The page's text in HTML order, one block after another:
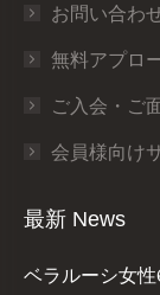
お問い合わ
無料アプロ
ご入会・ご
会員様向け
最新 News
ベラルーシ女